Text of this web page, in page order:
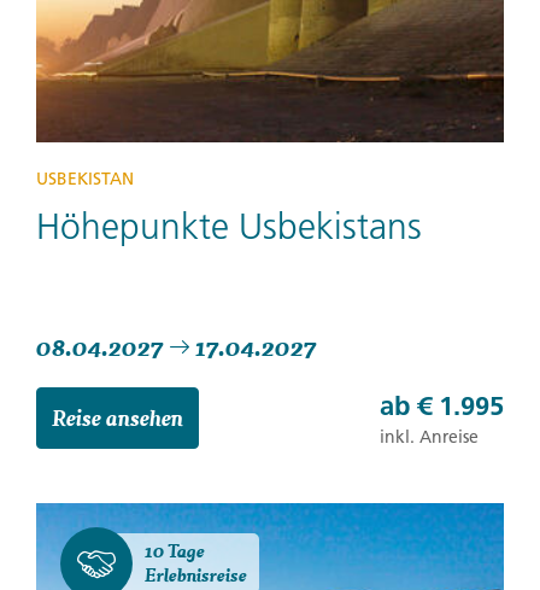
USBEKISTAN
Höhepunkte Usbekistans
08.04.2027 17.04.2027
Reise ansehen ab € 1.995
inkl. Anreise
10 Tage
Erlebnisreise